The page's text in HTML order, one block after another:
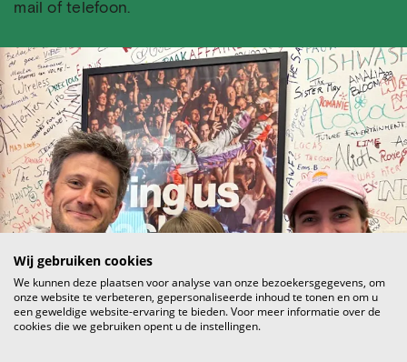
mail of telefoon.
Wij gebruiken cookies
We kunnen deze plaatsen voor analyse van onze bezoekersgegevens, om
onze website te verbeteren, gepersonaliseerde inhoud te tonen en om u
een geweldige website-ervaring te bieden. Voor meer informatie over de
cookies die we gebruiken opent u de instellingen.